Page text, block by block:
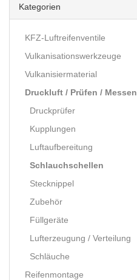
Kategorien
KFZ-Luftreifenventile
Vulkanisationswerkzeuge
Vulkanisiermaterial
Druckluft / Prüfen / Messen
Druckprüfer
Kupplungen
Luftaufbereitung
Schlauchschellen
Stecknippel
Zubehör
Füllgeräte
Lufterzeugung / Verteilung
Schläuche
Reifenmontage